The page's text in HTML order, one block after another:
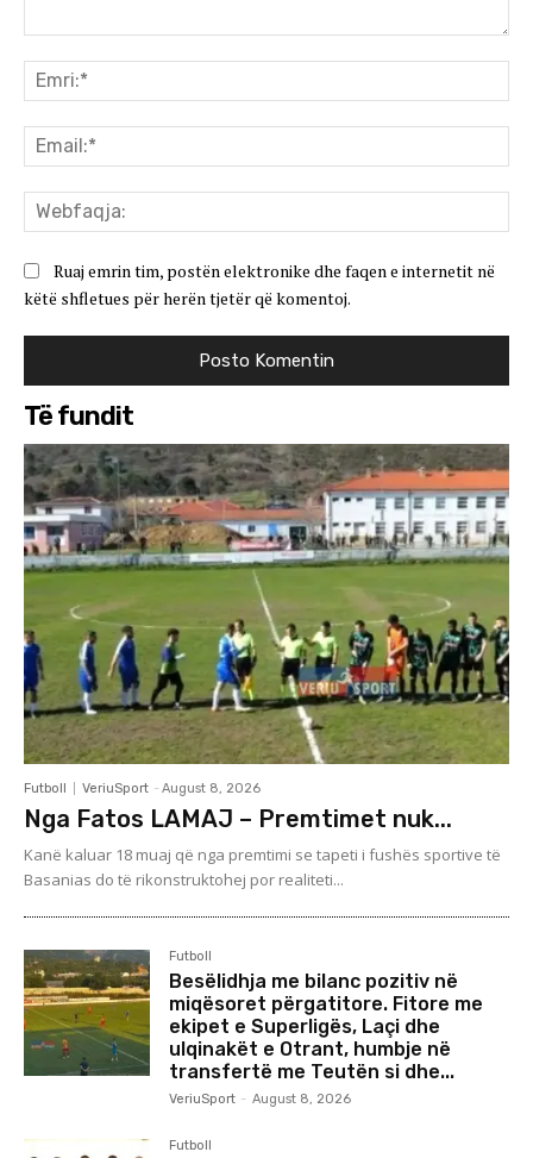
Ruaj emrin tim, postën elektronike dhe faqen e internetit në
këtë shfletues për herën tjetër që komentoj.
Të fundit
Futboll VeriuSport - August 8, 2026
Nga Fatos LAMAJ – Premtimet nuk...
Kanë kaluar 18 muaj që nga premtimi se tapeti i fushës sportive të
Basanias do të rikonstruktohej por realiteti...
Futboll
Besëlidhja me bilanc pozitiv në
miqësoret përgatitore. Fitore me
ekipet e Superligës, Laçi dhe
ulqinakët e Otrant, humbje në
transfertë me Teutën si dhe...
VeriuSport - August 8, 2026
Futboll